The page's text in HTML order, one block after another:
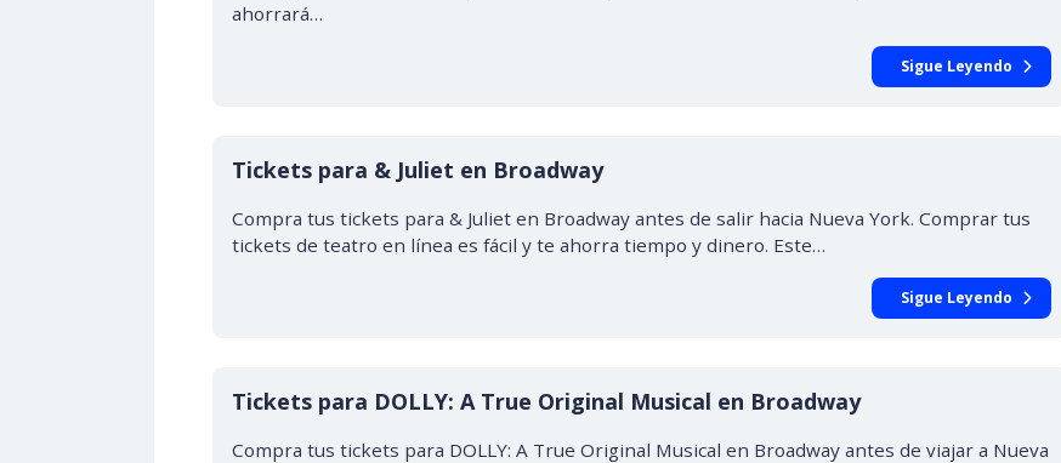
ahorrará…
Sigue Leyendo
Tickets para & Juliet en Broadway
Compra tus tickets para & Juliet en Broadway antes de salir hacia Nueva York. Comprar tus
tickets de teatro en línea es fácil y te ahorra tiempo y dinero. Este…
Sigue Leyendo
Tickets para DOLLY: A True Original Musical en Broadway
Compra tus tickets para DOLLY: A True Original Musical en Broadway antes de viajar a Nueva